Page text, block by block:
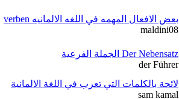
بعض الافعال المهمه في اللغه الالمانيه verben
maldini08
Der Nebensatz الجملة الفرعية
der Führer
لائحة بالكلمات التي تعرب في اللغة الالمانية
sam kamal